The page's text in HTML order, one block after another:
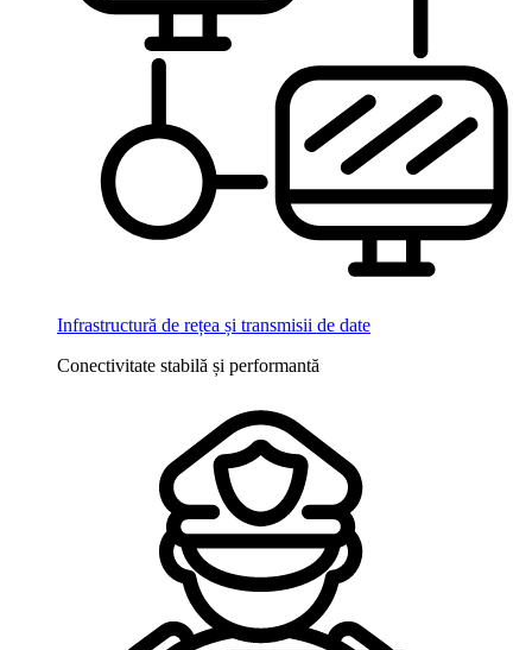
Infrastructură de rețea și transmisii de date
Conectivitate stabilă și performantă